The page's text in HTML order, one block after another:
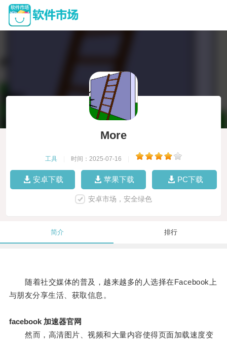
More
工具 时间：2025-07-16
安卓下载 苹果下载 PC下载
安卓市场，安全绿色
简介 排行
随着社交媒体的普及，越来越多的人选择在Facebook上
与朋友分享生活、获取信息。
facebook 加速器官网
然而，高清图片、视频和大量内容使得页面加载速度变